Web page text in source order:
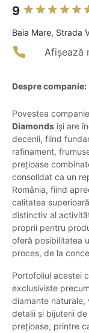
9
Baia Mare, Strada
Afișează
Despre companie:
Povestea
Diamondsîși are
decenii, fiind
rafinament,
prețioase
consolidat ca un
România, fiind
calitatea
distinctiv al
proprii pentru
oferă posibilitatea
proces, de la
Portofoliul acestei
exclusiviste
diamante
detalii și bijuterii
prețioase, printre